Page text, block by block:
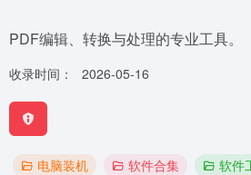
PDF编辑、转换与处理的专业工具。
收录时间： 2026-05-16
电脑装机 软件合集 软件